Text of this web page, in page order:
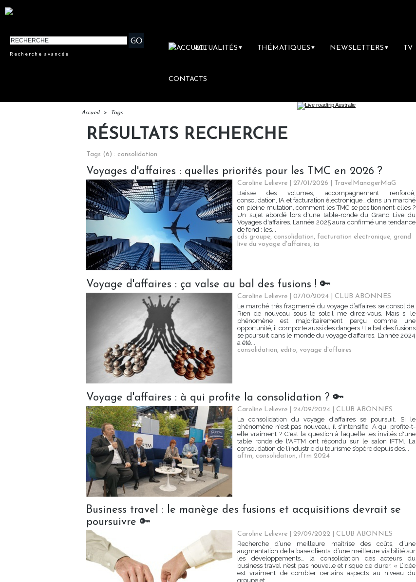
Recherche avancée
ACTUALITÉS ▼ THÉMATIQUES ▼ NEWSLETTERS ▼ TV
CONTACTS
Accueil > Tags
RÉSULTATS RECHERCHE
Tags (6) : consolidation
Voyages d'affaires : quelles priorités pour les TMC en 2026 ?
Caroline Lelievre | 27/01/2026
TravelManagerMaG
Baisse des volumes, accompagnement renforcé,
consolidation, IA et facturation électronique… dans un marché
en pleine mutation, comment les TMC se positionnent-elles ?
Un sujet abordé lors d'une table-ronde du Grand Live du
Voyages d'affaires. L’année 2025 aura confirmé une tendance
de fond : les...
cds groupe, consolidation, facturation electronique, grand
live du voyage d'affaires, ia
Voyage d'affaires : ça valse au bal des fusions ! 🔑
Caroline Lelievre | 07/10/2024
CLUB ABONNES
Le marché très fragmenté du voyage d’affaires se consolide.
Rien de nouveau sous le soleil me direz-vous. Mais si le
phénomène est majoritairement perçu comme une
opportunité, il comporte aussi des dangers ! Le bal des fusions
se poursuit dans le monde du voyage d’affaires. L’année 2024
a été...
consolidation, edito, voyage d'affaires
Voyage d'affaires : à qui profite la consolidation ? 🔑
Caroline Lelievre | 24/09/2024
CLUB ABONNES
La consolidation du voyage d'affaires se poursuit. Si le
phénomène n'est pas nouveau, il s'intensifie. A qui profite-t-
elle vraiment ? C'est la question à laquelle les invités d'une
table ronde de l'AFTM ont répondu sur le salon IFTM. La
consolidation de l’industrie du tourisme s’opère depuis des...
aftm, consolidation, iftm 2024
Business travel : le manège des fusions et acquisitions devrait se
poursuivre 🔑
Caroline Lelievre | 29/09/2022
CLUB ABONNES
Recherche d’une meilleure maîtrise des coûts, d’une
augmentation de la base clients, d’une meilleure visibilité sur
les développements… la consolidation des acteurs du
business travel n’est pas nouvelle et risque de durer. « L’idée
est vraiment de combler certains aspects au niveau du
groupe et...